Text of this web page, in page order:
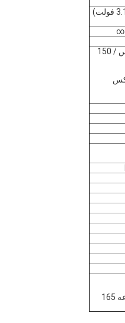
10٪ (1.4-1.6 فولت) ، 20٪ (1.9-2.1 فولت) ، 30٪ (2.9-3.1 فولت)
5 لوكس / 15 لوكس / 30 لوكس / 50 لوكس / 100 لوكس / 150
2. منطقة الكشف تتأثر بحجم جسم الحركة وسرعة الحركة.يتم اختبار منطقة الكشف بواسطة شخص ارتفاعه 165